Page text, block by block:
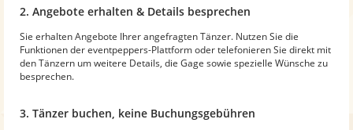
2. Angebote erhalten & Details besprechen
Sie erhalten Angebote Ihrer angefragten Tänzer. Nutzen Sie die
Funktionen der eventpeppers-Plattform oder telefonieren Sie direkt mit
den Tänzern um weitere Details, die Gage sowie spezielle Wünsche zu
besprechen.
3. Tänzer buchen, keine Buchungsgebühren